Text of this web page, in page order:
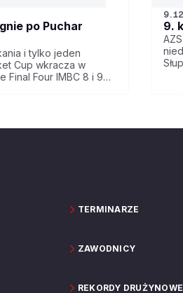
po Puchar
i tylko jeden
Cup wkracza w
Final Four IMBC 8 i 9
9.
TERMINARZE
ZAWODNICY
REKORDY DRUŻYNOWE